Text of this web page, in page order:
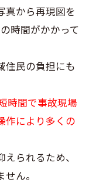
真から再現図を
時間がかかって
住民の負担にも
時間で事故現場
作により多くの
られるため、
ん。